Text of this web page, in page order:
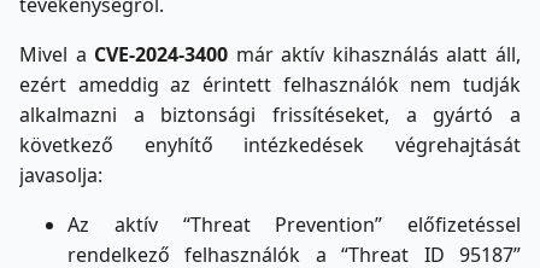
Mivel a CVE-2024-3400 már aktív kihasználás alatt áll,
ezért ameddig az érintett felhasználók nem tudják
alkalmazni a biztonsági frissítéseket, a gyártó a
következő enyhítő intézkedések végrehajtását
javasolja:
Az aktív “Threat Prevention” előfizetéssel
rendelkező felhasználók a “Threat ID 95187”